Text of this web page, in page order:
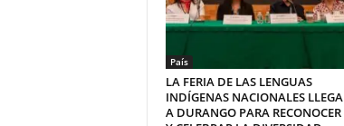
País
LA FERIA DE LAS LENGUAS
INDÍGENAS NACIONALES LLEGA
A DURANGO PARA RECONOCER